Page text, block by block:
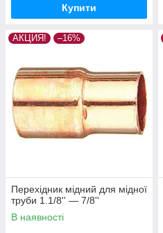
Купити
АКЦИЯ! –16%
Перехідник мідний для мідної
труби 1.1/8'' — 7/8''
В наявності